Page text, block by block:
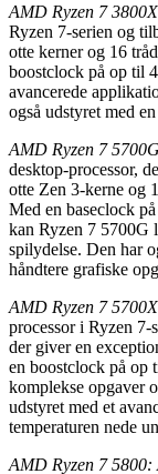
AMD Ryzen 7
Ryzen 7-serien og
otte kerner og 16
boostclock på op til
avancerede
også udstyret med
AMD Ryzen 7
desktop-processor,
otte Zen 3-kerne og
Med en baseclock
kan Ryzen 7 5700G
spilydelse. Den har
håndtere grafiske
AMD Ryzen 7
processor i Ryzen 7-
der giver en
en boostclock på op
komplekse opgaver
udstyret med et
temperaturen nede
AMD Ryzen 7 5800: